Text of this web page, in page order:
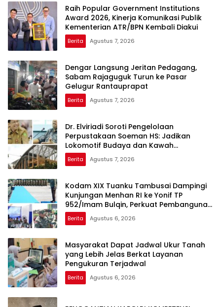
Raih Popular Government Institutions
Award 2026, Kinerja Komunikasi Publik
Kementerian ATR/BPN Kembali Diakui
Berita Agustus 7, 2026
Dengar Langsung Jeritan Pedagang,
Sabam Rajaguguk Turun ke Pasar
Gelugur Rantauprapat
Berita Agustus 7, 2026
Dr. Elviriadi Soroti Pengelolaan
Perpustakaan Soeman HS: Jadikan
Lokomotif Budaya dan Kawah
Candradimuka Intelektual
Berita Agustus 7, 2026
Kodam XIX Tuanku Tambusai Dampingi
Kunjungan Menhan RI ke Yonif TP
952/Imam Bulqin, Perkuat Pembangunan
Satuan
Berita Agustus 6, 2026
Masyarakat Dapat Jadwal Ukur Tanah
yang Lebih Jelas Berkat Layanan
Pengukuran Terjadwal
Berita Agustus 6, 2026